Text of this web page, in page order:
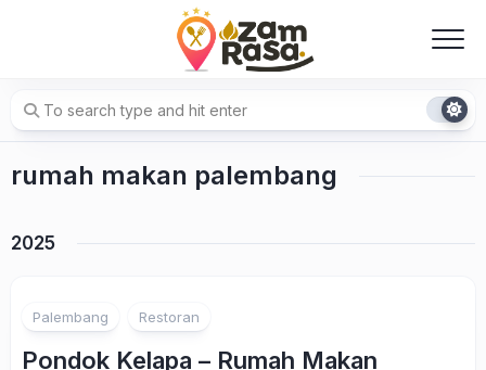
rumah makan palembang
2025
Palembang Restoran
Pondok Kelapa – Rumah Makan